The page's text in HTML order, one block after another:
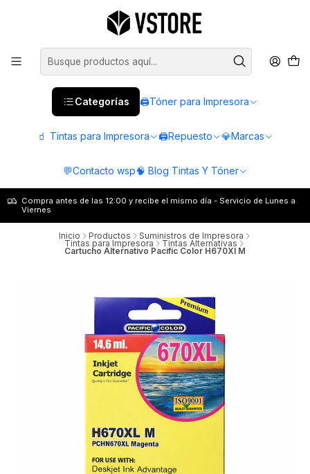
Categorías 🖨️Tóner para Impresora
🧃 Tintas para Impresora 🖨️Repuesto 💎Marcas
💬Contacto wsp🧠 Blog Tintas Y Tóner
Compra antes de las 12:00 y recibe el mismo día - Servicio de Lunes a
Viernes
Inicio Productos Suministros de Impresora
Tintas para Impresora Tintas Alternativas
Cartucho Alternativo Pacific Color H670Xl M